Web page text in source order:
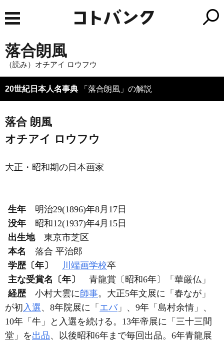
落合朗風
（読み）オチアイ ロウフウ
20世紀日本人名事典 「落合朗風」の解説
落合 朗風
オチアイ ロウフウ
大正・昭和期の日本画家
生年
明治29(1896)年8月17日
没年
昭和12(1937)年4月15日
出生地
東京市芝区
本名
落合 平治郎
学歴〔年〕
川端画学校卒
主な受賞名〔年〕
青龍賞〔昭和6年〕「華厳仏」
経歴
小村大雲に師事。大正5年文展に「春なが」
が初 入選 、8年院展に「 エバ」、9年「島村余情」、
10年「牛」と入選を続ける。13年帝展に「三十三間
堂」を出品、以後昭和6年まで毎回出品。6年青龍展